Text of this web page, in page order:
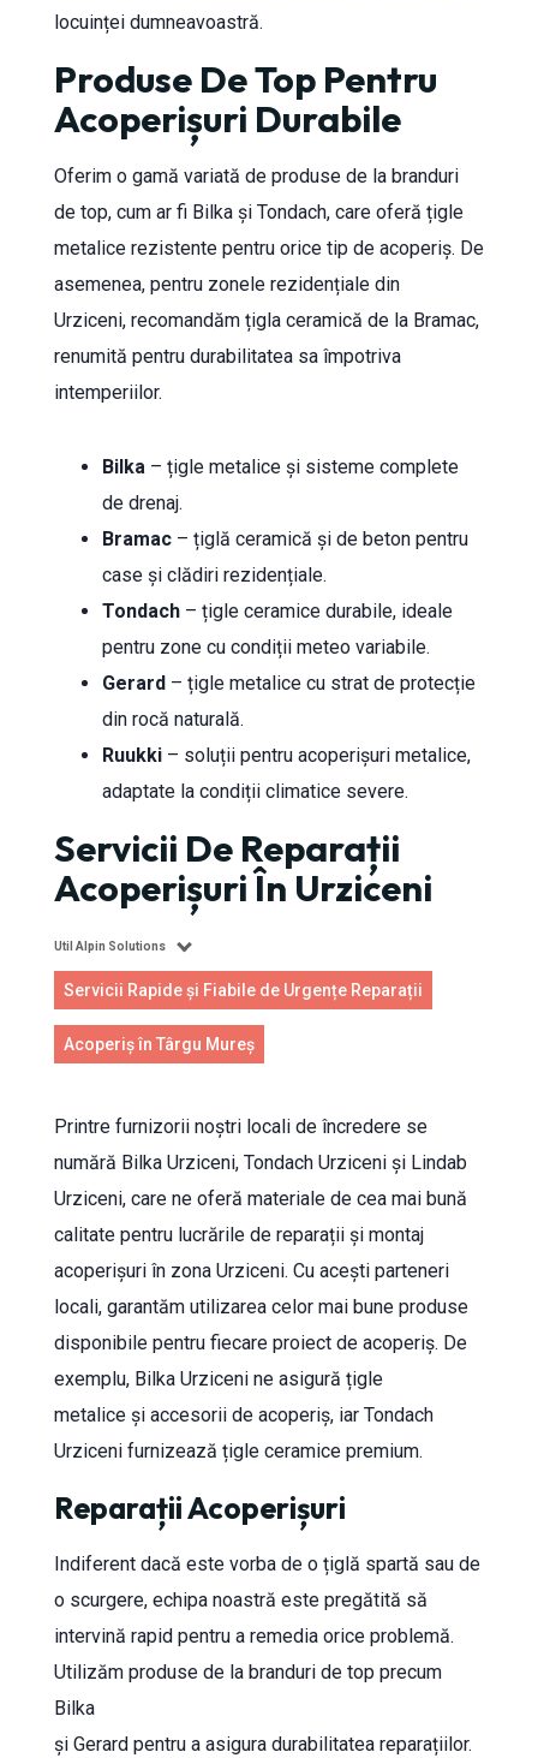
locuinței dumneavoastră.
Produse De Top Pentru
Acoperișuri Durabile
Oferim o gamă variată de produse de la branduri
de top, cum ar fi Bilka și Tondach, care oferă țigle
metalice rezistente pentru orice tip de acoperiș. De
asemenea, pentru zonele rezidențiale din
Urziceni, recomandăm țigla ceramică de la Bramac,
renumită pentru durabilitatea sa împotriva
intemperiilor.
Bilka– țigle metalice și sisteme complete
de drenaj.
Bramac– țiglă ceramică și de beton pentru
case și clădiri rezidențiale.
Tondach– țigle ceramice durabile, ideale
pentru zone cu condiții meteo variabile.
Gerard – țigle metalice cu strat de protecție
din rocă naturală.
Ruukki– soluții pentru acoperișuri metalice,
adaptate la condiții climatice severe.
Servicii De Reparații
Acoperișuri În Urziceni
Util Alpin Solutions
Servicii Rapide și Fiabile de Urgențe Reparații
Acoperiș în Târgu Mureș
Printre furnizorii noștri locali de încredere se
numără Bilka Urziceni, Tondach Urziceni și Lindab
Urziceni, care ne oferă materiale de cea mai bună
calitate pentru lucrările de reparații și montaj
acoperișuri în zona Urziceni. Cu acești parteneri
locali, garantăm utilizarea celor mai bune produse
disponibile pentru fiecare proiect de acoperiș. De
exemplu, Bilka Urziceni ne asigură țigle
metalice și accesorii de acoperiș, iar Tondach
Urziceni furnizează țigle ceramice premium.
Reparații Acoperișuri
Indiferent dacă este vorba de o țiglă spartă sau de
o scurgere, echipa noastră este pregătită să
intervină rapid pentru a remedia orice problemă.
Utilizăm produse de la branduri de top precum
Bilka
și Gerard pentru a asigura durabilitatea reparațiilor.